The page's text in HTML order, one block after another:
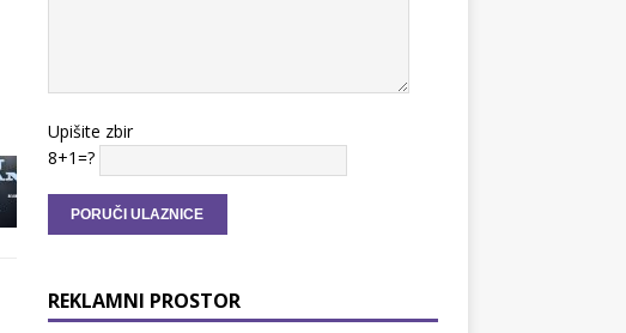
Upišite zbir
8+1=?
REKLAMNI PROSTOR